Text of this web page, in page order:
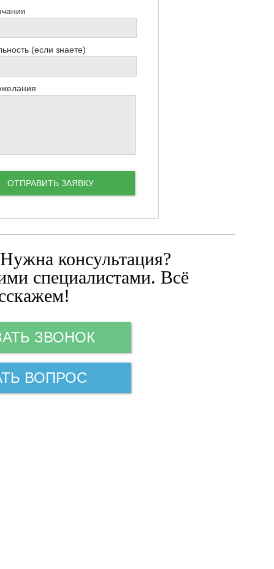
(если знаете)
консультация?
специалистами. Всё
ЗВОНОК
ВОПРОС